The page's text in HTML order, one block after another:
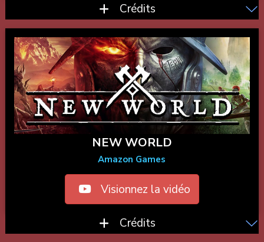
Crédits
NEW WORLD
Amazon Games
Visionnez la vidéo
Crédits